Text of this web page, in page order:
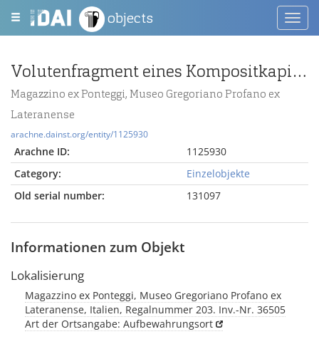
objects
Volutenfragment eines Kompositkapitells
Magazzino ex Ponteggi, Museo Gregoriano Profano ex
Lateranense
arachne.dainst.org/entity/1125930
Arachne ID:
1125930
Category:
Einzelobjekte
Old serial number:
131097
Informationen zum Objekt
Lokalisierung
Magazzino ex Ponteggi, Museo Gregoriano Profano ex
Lateranense, Italien, Regalnummer 203. Inv.-Nr. 36505
Art der Ortsangabe: Aufbewahrungsort